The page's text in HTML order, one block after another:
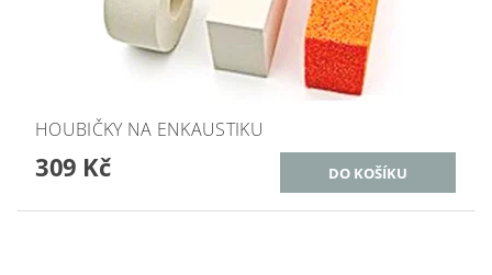
HOUBIČKY NA ENKAUSTIKU
309 Kč